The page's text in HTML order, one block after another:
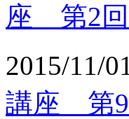
座 第2回
2015/11/
講座 第